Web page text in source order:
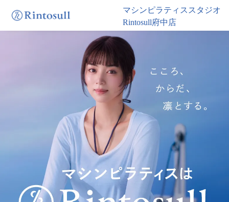
マシンピラティススタジオ
Rintosull府中店